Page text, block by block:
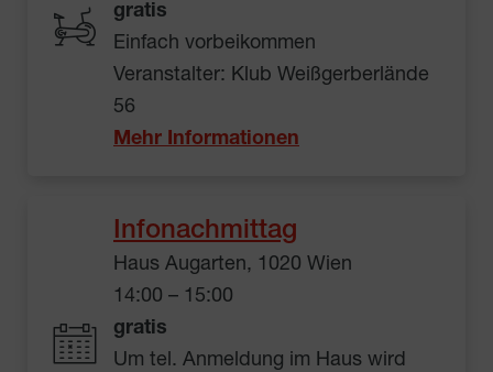
gratis
Einfach vorbeikommen
Veranstalter: Klub Weißgerberlände
56
Mehr Informationen
Infonachmittag
Haus Augarten, 1020 Wien
14:00 – 15:00
gratis
Um tel. Anmeldung im Haus wird